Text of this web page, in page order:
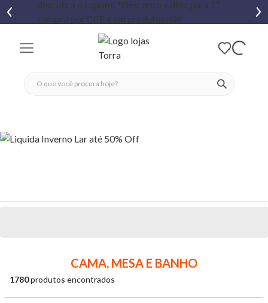
ver
fechar menu
fechar menu
favoritos
CAMA, MESA E BANHO
1780produtos encontrados